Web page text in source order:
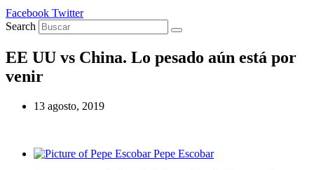
Facebook Twitter
Search
EE UU vs China. Lo pesado aún está por
venir
13 agosto, 2019
Pepe Escobar